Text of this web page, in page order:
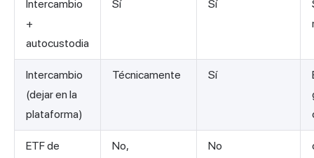
Intercambio
+
autocustodia
Sí Sí
Intercambio
(dejar en la
plataforma)
Técnicamente Sí
ETF de
No,
No